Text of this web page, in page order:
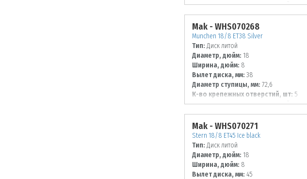
Диаметр располож. отверстий, мм:
120
Mak - WHS070268
Munchen 18/8 ET38 Silver
Тип: Диск литой
Диаметр, дюйм: 18
Ширина, дюйм: 8
Вылет диска, мм: 38
Диаметр ступицы, мм: 72,6
К-во крепежных отверстий, шт: 5
Диаметр располож. отверстий, мм:
120
Mak - WHS070271
Stern 18/8 ET45 Ice black
Тип: Диск литой
Диаметр, дюйм: 18
Ширина, дюйм: 8
Вылет диска, мм: 45